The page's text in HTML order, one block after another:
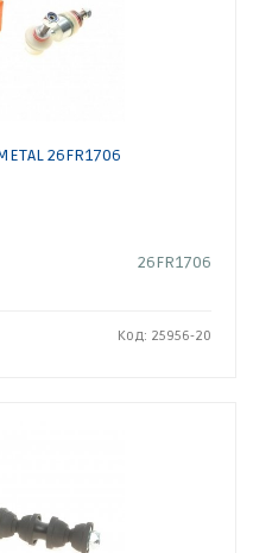
26FR1706
26FR1706
Код: 25956-20